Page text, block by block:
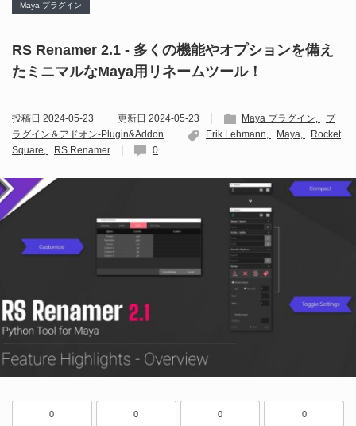
Maya プラグイン
RS Renamer 2.1 - 多くの機能やオプションを備え
たミニマルなMaya用リネームツール！
投稿日 2024-05-23 更新日 2024-05-23 Maya プラグイン
プ
ラグイン＆アドオン-Plugin&Addon
Erik Lehmann Maya
Rocket
Square
RS Renamer 0
0 0 0 0